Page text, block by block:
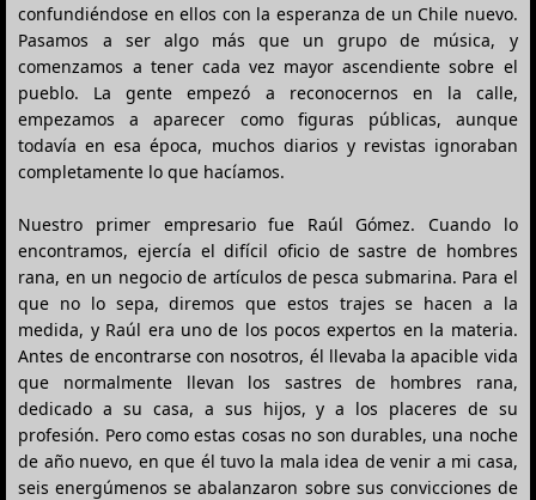
confundiéndose en ellos con la esperanza de un Chile nuevo.
Pasamos a ser algo más que un grupo de música, y
comenzamos a tener cada vez mayor ascendiente sobre el
pueblo. La gente empezó a reconocernos en la calle,
empezamos a aparecer como figuras públicas, aunque
todavía en esa época, muchos diarios y revistas ignoraban
completamente lo que hacíamos.
Nuestro primer empresario fue Raúl Gómez. Cuando lo
encontramos, ejercía el difícil oficio de sastre de hombres
rana, en un negocio de artículos de pesca submarina. Para el
que no lo sepa, diremos que estos trajes se hacen a la
medida, y Raúl era uno de los pocos expertos en la materia.
Antes de encontrarse con nosotros, él llevaba la apacible vida
que normalmente llevan los sastres de hombres rana,
dedicado a su casa, a sus hijos, y a los placeres de su
profesión. Pero como estas cosas no son durables, una noche
de año nuevo, en que él tuvo la mala idea de venir a mi casa,
seis energúmenos se abalanzaron sobre sus convicciones de